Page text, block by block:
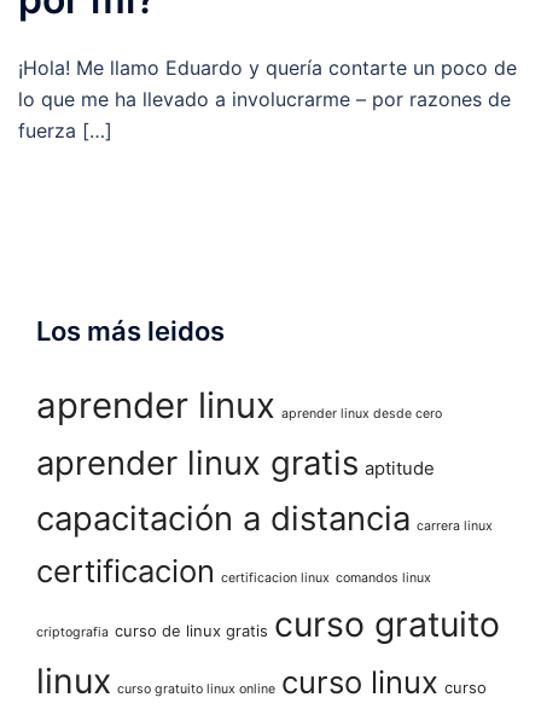
¡Hola! Me llamo Eduardo y quería contarte un poco de
lo que me ha llevado a involucrarme – por razones de
fuerza […]
Los más leidos
aprender linux aprender linux desde cero
aprender linux gratis aptitude
capacitación a distancia carrera linux
certificacion certificacion linux comandos linux
criptografia curso de linux gratis curso gratuito
linux curso gratuito linux online curso linux curso